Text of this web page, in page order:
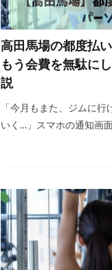
高田馬場の都度払
もう会費を無駄に
説
「今月もまた、ジムに
いく…」スマホの通知画